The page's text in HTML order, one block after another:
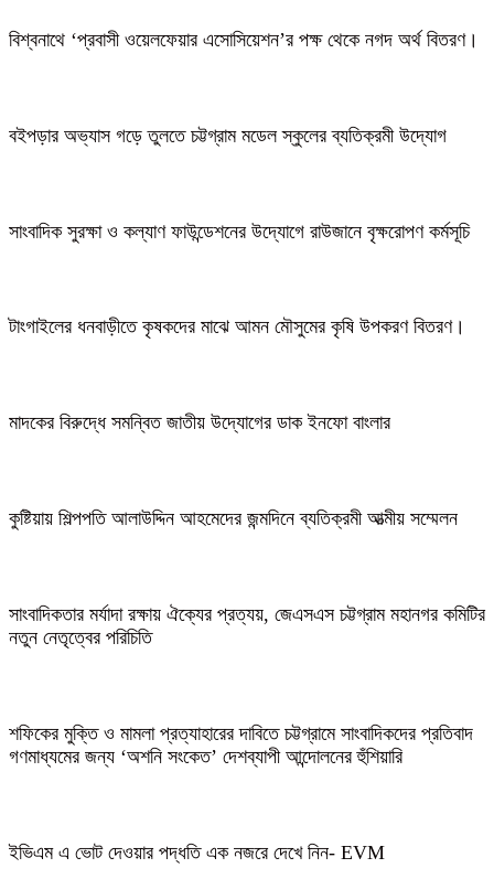
বিশ্বনাথে ‘প্রবাসী ওয়েলফেয়ার এসোসিয়েশন’র পক্ষ থেকে নগদ অর্থ বিতরণ।
বইপড়ার অভ্যাস গড়ে তুলতে চট্টগ্রাম মডেল স্কুলের ব্যতিক্রমী উদ্যোগ
সাংবাদিক সুরক্ষা ও কল্যাণ ফাউন্ডেশনের উদ্যোগে রাউজানে বৃক্ষরোপণ কর্মসূচি
টাংগাইলের ধনবাড়ীতে কৃষকদের মাঝে আমন মৌসুমের কৃষি উপকরণ বিতরণ।
মাদকের বিরুদ্ধে সমন্বিত জাতীয় উদ্যোগের ডাক ইনফো বাংলার
কুষ্টিয়ায় শিল্পপতি আলাউদ্দিন আহমেদের জন্মদিনে ব্যতিক্রমী আত্মীয় সম্মেলন
সাংবাদিকতার মর্যাদা রক্ষায় ঐক্যের প্রত্যয়, জেএসএস চট্টগ্রাম মহানগর কমিটির
নতুন নেতৃত্বের পরিচিতি
শফিকের মুক্তি ও মামলা প্রত্যাহারের দাবিতে চট্টগ্রামে সাংবাদিকদের প্রতিবাদ
গণমাধ্যমের জন্য ‘অশনি সংকেত’ দেশব্যাপী আন্দোলনের হুঁশিয়ারি
ইভিএম এ ভোট দেওয়ার পদ্ধতি এক নজরে দেখে নিন- EVM